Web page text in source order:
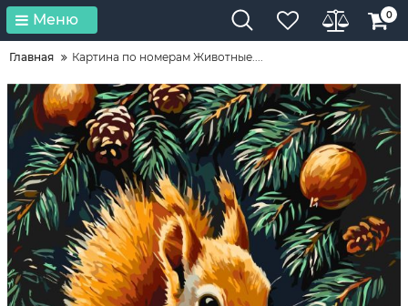
Меню 0
Главная Картина по номерам Животные....